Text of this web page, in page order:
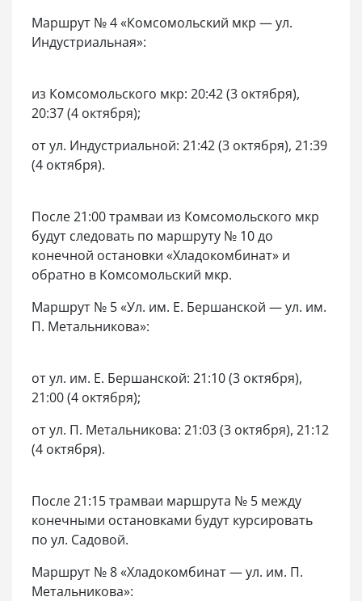
Маршрут № 4 «Комсомольский мкр — ул.
Индустриальная»:
из Комсомольского мкр: 20:42 (3 октября),
20:37 (4 октября);
от ул. Индустриальной: 21:42 (3 октября), 21:39
(4 октября).
После 21:00 трамваи из Комсомольского мкр
будут следовать по маршруту № 10 до
конечной остановки «Хладокомбинат» и
обратно в Комсомольский мкр.
Маршрут № 5 «Ул. им. Е. Бершанской — ул. им.
П. Метальникова»:
от ул. им. Е. Бершанской: 21:10 (3 октября),
21:00 (4 октября);
от ул. П. Метальникова: 21:03 (3 октября), 21:12
(4 октября).
После 21:15 трамваи маршрута № 5 между
конечными остановками будут курсировать
по ул. Садовой.
Маршрут № 8 «Хладокомбинат — ул. им. П.
Метальникова»: